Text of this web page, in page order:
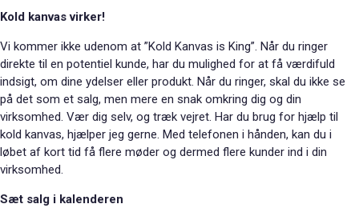
Kold kanvas virker!
Vi kommer ikke udenom at ”Kold Kanvas is King”. Når du ringer
direkte til en potentiel kunde, har du mulighed for at få værdifuld
indsigt, om dine ydelser eller produkt. Når du ringer, skal du ikke se
på det som et salg, men mere en snak omkring dig og din
virksomhed. Vær dig selv, og træk vejret. Har du brug for hjælp til
kold kanvas, hjælper jeg gerne. Med telefonen i hånden, kan du i
løbet af kort tid få flere møder og dermed flere kunder ind i din
virksomhed.
Sæt salg i kalenderen